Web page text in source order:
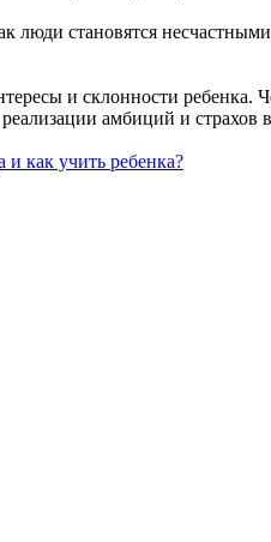
люди становятся
и склонности
амбиций и страхов
и как учить ребенка?